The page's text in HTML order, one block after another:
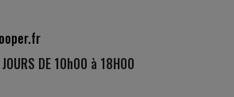
JOURS DE 10h00 à 18H00